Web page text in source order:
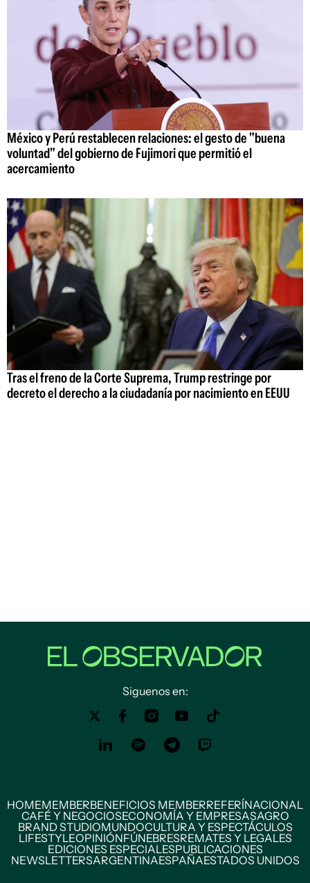
México y Perú restablecen relaciones: el gesto de "buena
voluntad" del gobierno de Fujimori que permitió el
acercamiento
Tras el freno de la Corte Suprema, Trump restringe por
decreto el derecho a la ciudadanía por nacimiento en EEUU
Siguenos en:
HOMEMEMBERBENEFICIOS MEMBERREFERÍNACIONAL
CAFÉ Y NEGOCIOSECONOMÍA Y EMPRESASAGRO
BRAND STUDIOMUNDOCULTURA Y ESPECTÁCULOS
LIFESTYLEOPINIÓNFÚNEBRESREMATES Y LEGALES
EDICIONES ESPECIALESPUBLICACIONES
NEWSLETTERSARGENTINAESPAÑAESTADOS UNIDOS